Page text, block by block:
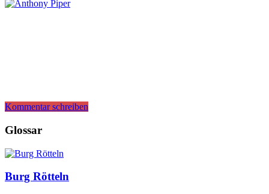
Kommentar schreiben
Glossar
Burg Rötteln